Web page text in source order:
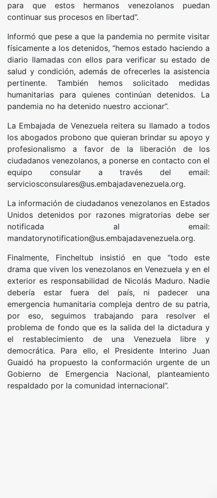
para que estos hermanos venezolanos puedan
continuar sus procesos en libertad”.
Informó que pese a que la pandemia no permite visitar
físicamente a los detenidos, “hemos estado haciendo a
diario llamadas con ellos para verificar su estado de
salud y condición, además de ofrecerles la asistencia
pertinente. También hemos solicitado medidas
humanitarias para quienes continúan detenidos. La
pandemia no ha detenido nuestro accionar”.
La Embajada de Venezuela reitera su llamado a todos
los abogados probono que quieran brindar su apoyo y
profesionalismo a favor de la liberación de los
ciudadanos venezolanos, a ponerse en contacto con el
equipo consular a través del email:
serviciosconsulares@us.embajadavenezuela.org.
La información de ciudadanos venezolanos en Estados
Unidos detenidos por razones migratorias debe ser
notificada al email:
mandatorynotification@us.embajadavenezuela.org.
Finalmente, Fincheltub insistió en que “todo este
drama que viven los venezolanos en Venezuela y en el
exterior es responsabilidad de Nicolás Maduro. Nadie
debería estar fuera del país, ni padecer una
emergencia humanitaria compleja dentro de su patria,
por eso, seguimos trabajando para resolver el
problema de fondo que es la salida del la dictadura y
el restablecimiento de una Venezuela libre y
democrática. Para ello, el Presidente Interino Juan
Guaidó ha propuesto la conformación urgente de un
Gobierno de Emergencia Nacional, planteamiento
respaldado por la comunidad internacional”.